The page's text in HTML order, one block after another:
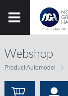
Webshop
Product Automodel